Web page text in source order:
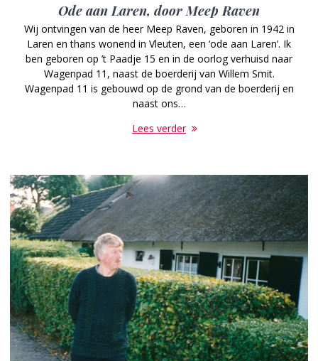
Ode aan Laren, door Meep Raven
Wij ontvingen van de heer Meep Raven, geboren in 1942 in
Laren en thans wonend in Vleuten, een ‘ode aan Laren’. Ik
ben geboren op ’t Paadje 15 en in de oorlog verhuisd naar
Wagenpad 11, naast de boerderij van Willem Smit.
Wagenpad 11 is gebouwd op de grond van de boerderij en
naast ons…
Lees verder